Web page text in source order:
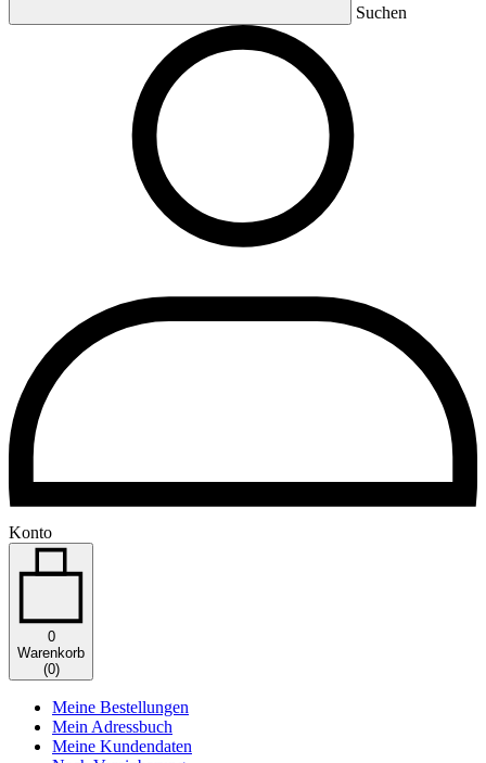
Suchen
Konto
0
Warenkorb
(0)
Meine Bestellungen
Mein Adressbuch
Meine Kundendaten